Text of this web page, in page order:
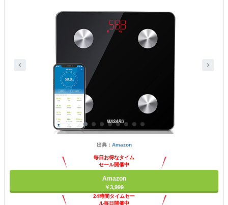
出典： Amazon
毎日お得なタイム
セール開催中
Amazon
￥3,999
24時間タイムセー
ル毎日開催中